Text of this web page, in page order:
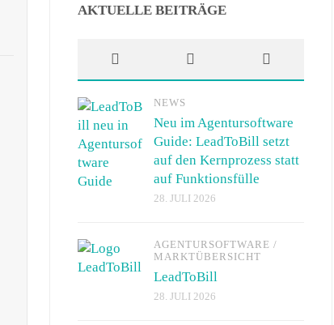
AKTUELLE BEITRÄGE
NEWS
Neu im Agentursoftware
Guide: LeadToBill setzt
auf den Kernprozess statt
auf Funktionsfülle
28. JULI 2026
AGENTURSOFTWARE /
MARKTÜBERSICHT
LeadToBill
28. JULI 2026